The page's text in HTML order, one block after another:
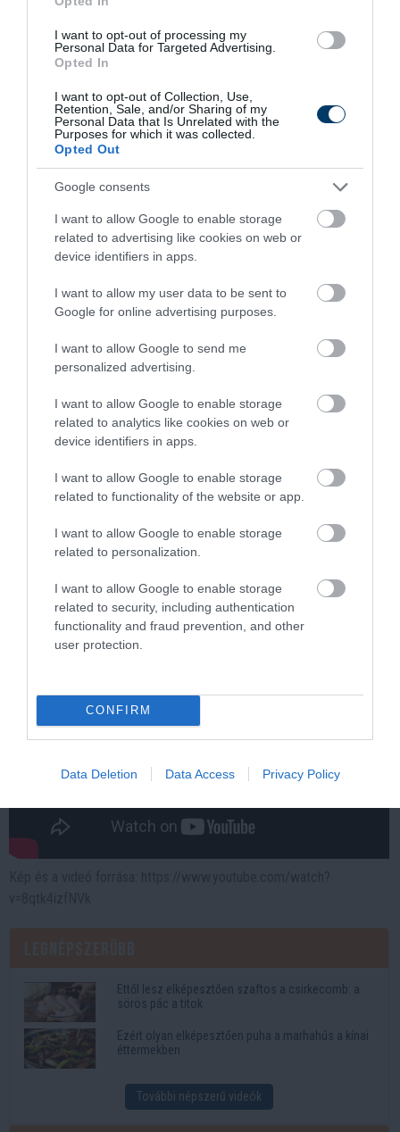
I want to opt-out of processing my
Personal Data for Targeted Advertising.
Opted In
I want to opt-out of Collection, Use,
Retention, Sale, and/or Sharing of my
Personal Data that Is Unrelated with the
Purposes for which it was collected.
Opted Out
Google consents
I want to allow Google to enable storage
related to advertising like cookies on web or
device identifiers in apps.
I want to allow my user data to be sent to
Google for online advertising purposes.
I want to allow Google to send me
personalized advertising.
I want to allow Google to enable storage
related to analytics like cookies on web or
device identifiers in apps.
I want to allow Google to enable storage
related to functionality of the website or app.
I want to allow Google to enable storage
related to personalization.
I want to allow Google to enable storage
related to security, including authentication
functionality and fraud prevention, and other
user protection.
CONFIRM
Data Deletion Data Access Privacy Policy
One Teaspoon And All The Worms In The Body
434 130 372
7 h 40 min
Stop Eating These 3 Foods That Are Known to
Cause Parasites
385 26 285
Ettől lesz elképesztően szaftos a csirkecomb: a
sörös pác a titok
Ezért olyan elképesztően puha a marhahús a kínai
éttermekben
További népszerű videók